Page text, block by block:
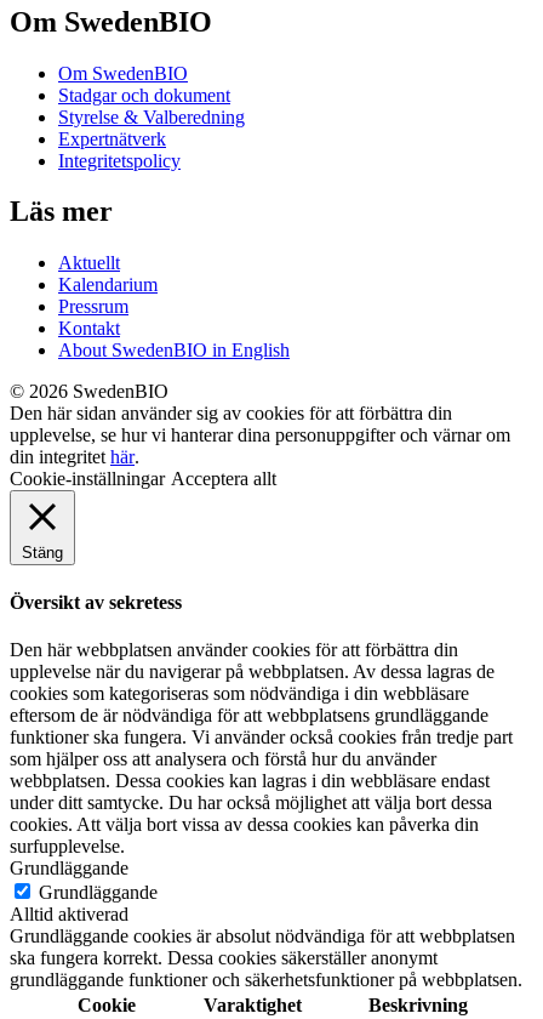
Om SwedenBIO
Om SwedenBIO
Stadgar och dokument
Styrelse & Valberedning
Expertnätverk
Integritetspolicy
Läs mer
Aktuellt
Kalendarium
Pressrum
Kontakt
About SwedenBIO in English
© 2026 SwedenBIO
Den här sidan använder sig av cookies för att förbättra din
upplevelse, se hur vi hanterar dina personuppgifter och värnar om
din integritet här.
Cookie-inställningar Acceptera allt
Stäng
Översikt av sekretess
Den här webbplatsen använder cookies för att förbättra din
upplevelse när du navigerar på webbplatsen. Av dessa lagras de
cookies som kategoriseras som nödvändiga i din webbläsare
eftersom de är nödvändiga för att webbplatsens grundläggande
funktioner ska fungera. Vi använder också cookies från tredje part
som hjälper oss att analysera och förstå hur du använder
webbplatsen. Dessa cookies kan lagras i din webbläsare endast
under ditt samtycke. Du har också möjlighet att välja bort dessa
cookies. Att välja bort vissa av dessa cookies kan påverka din
surfupplevelse.
Grundläggande
Grundläggande
Alltid aktiverad
Grundläggande cookies är absolut nödvändiga för att webbplatsen
ska fungera korrekt. Dessa cookies säkerställer anonymt
grundläggande funktioner och säkerhetsfunktioner på webbplatsen.
Cookie
Varaktighet Beskrivning